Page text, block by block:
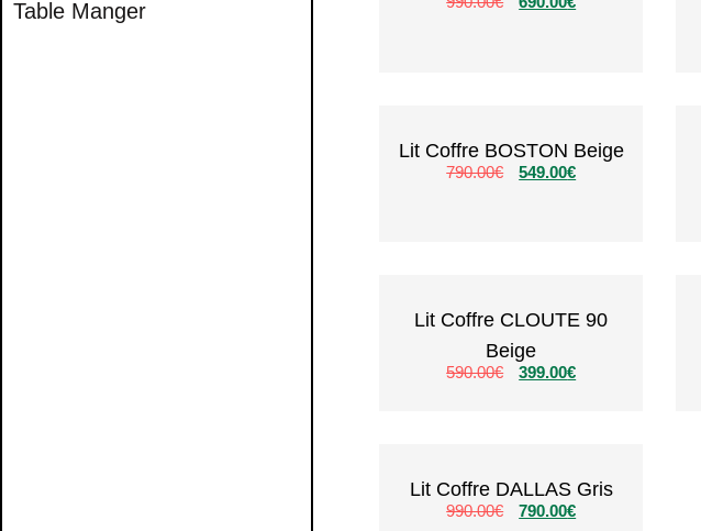
Table Manger
Lit Coffre BOSTON Beige
790.00€ 549.00€
Lit Coffre CLOUTE 90
Beige
590.00€ 399.00€
Lit Coffre DALLAS Gris
990.00€ 790.00€